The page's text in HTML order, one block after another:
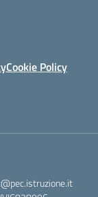
Cookie Policy